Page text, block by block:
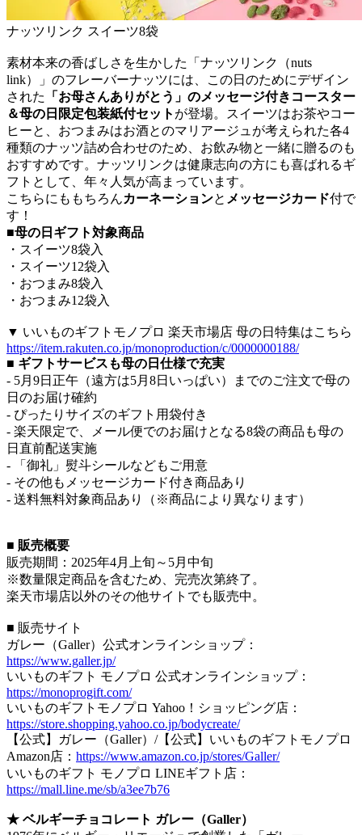
ナッツリンク スイーツ8袋
素材本来の香ばしさを生かした「ナッツリンク（nuts
link）」のフレーバーナッツには、この日のためにデザイン
された
「お母さんありがとう」のメッセージ付きコースター
＆母の日限定包装紙付セット が登場。スイーツはお茶やコー
ヒーと、おつまみはお酒とのマリアージュが考えられた各4
種類のナッツ詰め合わせのため、お飲み物と一緒に贈るのも
おすすめです。ナッツリンクは健康志向の方にも喜ばれるギ
フトとして、年々人気が高まっています。
こちらにももちろんカーネーションと メッセージカード付で
す！
■母の日ギフト対象商品
・スイーツ8袋入
・スイーツ12袋入
・おつまみ8袋入
・おつまみ12袋入
▼ いいものギフトモノプロ 楽天市場店 母の日特集はこちら
https://item.rakuten.co.jp/monoproduction/c/0000000188/
■ ギフトサービスも母の日仕様で充実
- 5月9日正午（遠方は5月8日いっぱい）までのご注文で母の
日のお届け確約
- ぴったりサイズのギフト用袋付き
- 楽天限定で、メール便でのお届けとなる8袋の商品も母の
日直前配送実施
- 「御礼」熨斗シールなどもご用意
- その他もメッセージカード付き商品あり
- 送料無料対象商品あり（※商品により異なります）
■ 販売概要
販売期間：2025年4月上旬～5月中旬
※数量限定商品を含むため、完売次第終了。
楽天市場店以外のその他サイトでも販売中。
■ 販売サイト
ガレー（Galler）公式オンラインショップ：
https://www.galler.jp/
いいものギフト モノプロ 公式オンラインショップ：
https://monoprogift.com/
いいものギフトモノプロ Yahoo！ショッピング店：
https://store.shopping.yahoo.co.jp/bodycreate/
【公式】ガレー（Galler）/【公式】いいものギフトモノプロ
Amazon店： https://www.amazon.co.jp/stores/Galler/
いいものギフト モノプロ LINEギフト店：
https://mall.line.me/sb/a3ee7b76
★ ベルギーチョコレート ガレー（Galler）